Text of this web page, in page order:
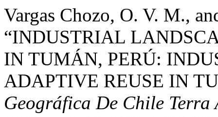
Vargas Chozo, O. V. M.,
“INDUSTRIAL
IN TUMÁN, PERÚ:
ADAPTIVE REUSE IN
Geográfica De Chile Terra